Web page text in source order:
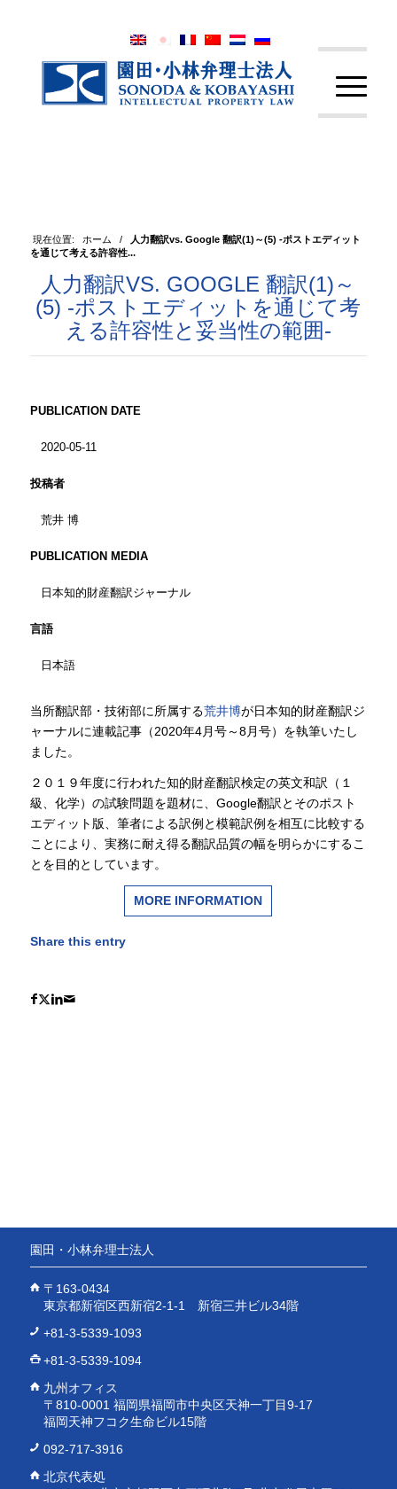
現在位置: ホーム /
人力翻訳vs. Google 翻訳(1)～(5) -ポストエディット
を通じて考える許容性...
人力翻訳VS. GOOGLE 翻訳(1)～
(5) -ポストエディットを通じて考
える許容性と妥当性の範囲-
PUBLICATION DATE
2020-05-11
投稿者
荒井 博
PUBLICATION MEDIA
日本知的財産翻訳ジャーナル
言語
日本語
当所翻訳部・技術部に所属する荒井博が日本知的財産翻訳ジ
ャーナルに連載記事（2020年4月号～8月号）を執筆いたし
ました。
２０１９年度に行われた知的財産翻訳検定の英文和訳（１
級、化学）の試験問題を題材に、Google翻訳とそのポスト
エディット版、筆者による訳例と模範訳例を相互に比較する
ことにより、実務に耐え得る翻訳品質の幅を明らかにするこ
とを目的としています。
MORE INFORMATION
Share this entry
園田・小林弁理士法人
〒163-0434
東京都新宿区西新宿2-1-1 新宿三井ビル34階
+81-3-5339-1093
+81-3-5339-1094
九州オフィス
〒810-0001 福岡県福岡市中央区天神一丁目9-17
福岡天神フコク生命ビル15階
092-717-3916
北京代表処